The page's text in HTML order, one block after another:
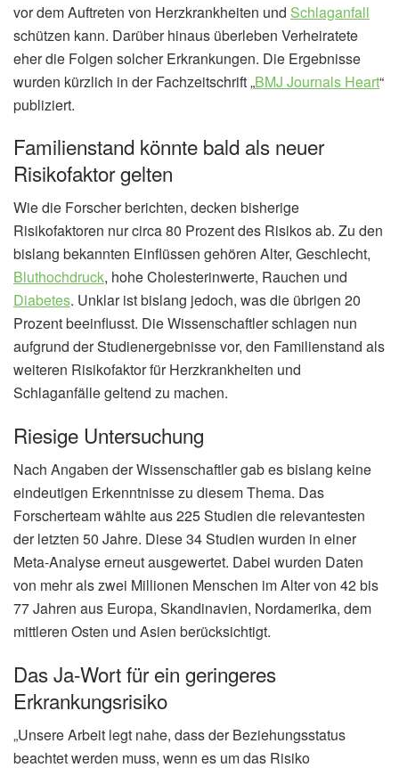
vor dem Auftreten von Herzkrankheiten und Schlaganfall
schützen kann. Darüber hinaus überleben Verheiratete
eher die Folgen solcher Erkrankungen. Die Ergebnisse
wurden kürzlich in der Fachzeitschrift „BMJ Journals Heart“
publiziert.
Familienstand könnte bald als neuer
Risikofaktor gelten
Wie die Forscher berichten, decken bisherige
Risikofaktoren nur circa 80 Prozent des Risikos ab. Zu den
bislang bekannten Einflüssen gehören Alter, Geschlecht,
Bluthochdruck, hohe Cholesterinwerte, Rauchen und
Diabetes. Unklar ist bislang jedoch, was die übrigen 20
Prozent beeinflusst. Die Wissenschaftler schlagen nun
aufgrund der Studienergebnisse vor, den Familienstand als
weiteren Risikofaktor für Herzkrankheiten und
Schlaganfälle geltend zu machen.
Riesige Untersuchung
Nach Angaben der Wissenschaftler gab es bislang keine
eindeutigen Erkenntnisse zu diesem Thema. Das
Forscherteam wählte aus 225 Studien die relevantesten
der letzten 50 Jahre. Diese 34 Studien wurden in einer
Meta-Analyse erneut ausgewertet. Dabei wurden Daten
von mehr als zwei Millionen Menschen im Alter von 42 bis
77 Jahren aus Europa, Skandinavien, Nordamerika, dem
mittleren Osten und Asien berücksichtigt.
Das Ja-Wort für ein geringeres
Erkrankungsrisiko
„Unsere Arbeit legt nahe, dass der Beziehungsstatus
beachtet werden muss, wenn es um das Risiko